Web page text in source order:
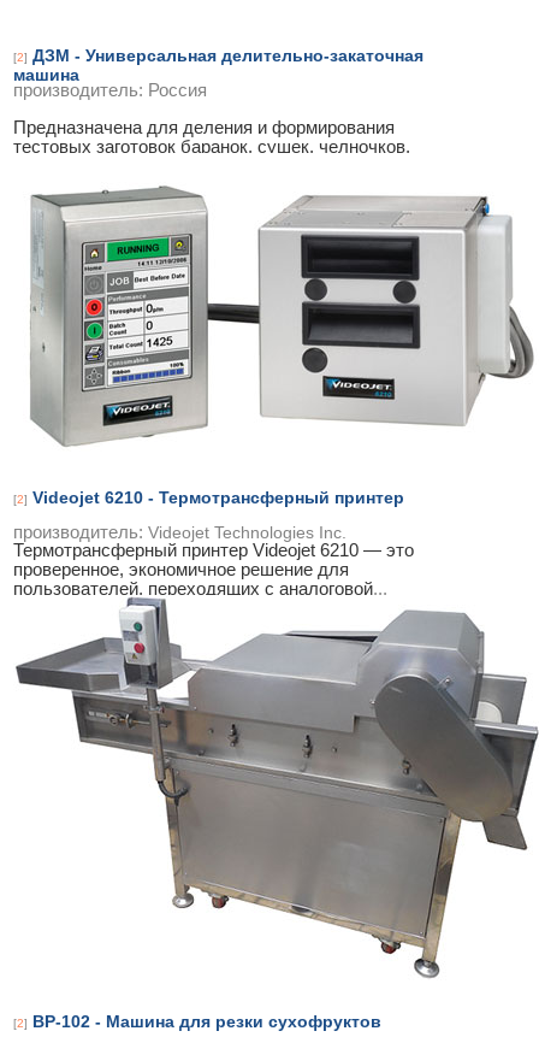
[2] ДЗМ - Универсальная делительно-закаточная
машина
Предназначена для деления и формирования
тестовых заготовок баранок, сушек, челночков,
производитель: Россия
[2] Videojet 6210 - Термотрансферный принтер
Термотрансферный принтер Videojet 6210 — это
проверенное, экономичное решение для
пользователей, переходящих с аналоговой...
производитель: Videojet Technologies Inc.
[2] ВР-102 - Машина для резки сухофруктов